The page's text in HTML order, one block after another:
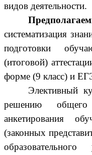
видов деятельности.
систематизация
подготовки
(итоговой)
форме (9 класс) и
Элективный
решению
анкетирования
(законных